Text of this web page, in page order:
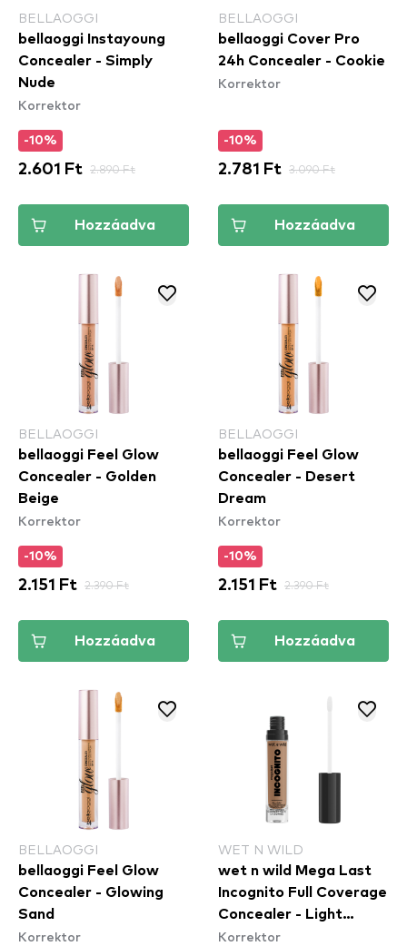
BELLAOGGI
bellaoggi Instayoung
Concealer - Simply
Nude
Korrektor
-10%
2.601 Ft 2.890 Ft
Hozzáadva
BELLAOGGI
bellaoggi Cover Pro
24h Concealer - Cookie
Korrektor
-10%
2.781 Ft 3.090 Ft
Hozzáadva
BELLAOGGI
bellaoggi Feel Glow
Concealer - Golden
Beige
Korrektor
-10%
2.151 Ft 2.390 Ft
Hozzáadva
BELLAOGGI
bellaoggi Feel Glow
Concealer - Desert
Dream
Korrektor
-10%
2.151 Ft 2.390 Ft
Hozzáadva
BELLAOGGI
bellaoggi Feel Glow
Concealer - Glowing
Sand
Korrektor
WET N WILD
wet n wild Mega Last
Incognito Full Coverage
Concealer - Light
Medium - korrektor
Korrektor